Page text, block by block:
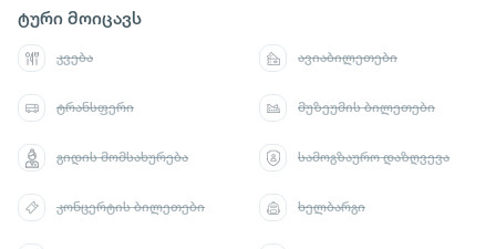
ტური მოიცავს
კვება ავიაბილეთები
ტრანსფერი მუზეუმის ბილეთები
გიდის მომსახურება სამოგზაურო დაზღვევა
კონცერტის ბილეთები ხელბარგი